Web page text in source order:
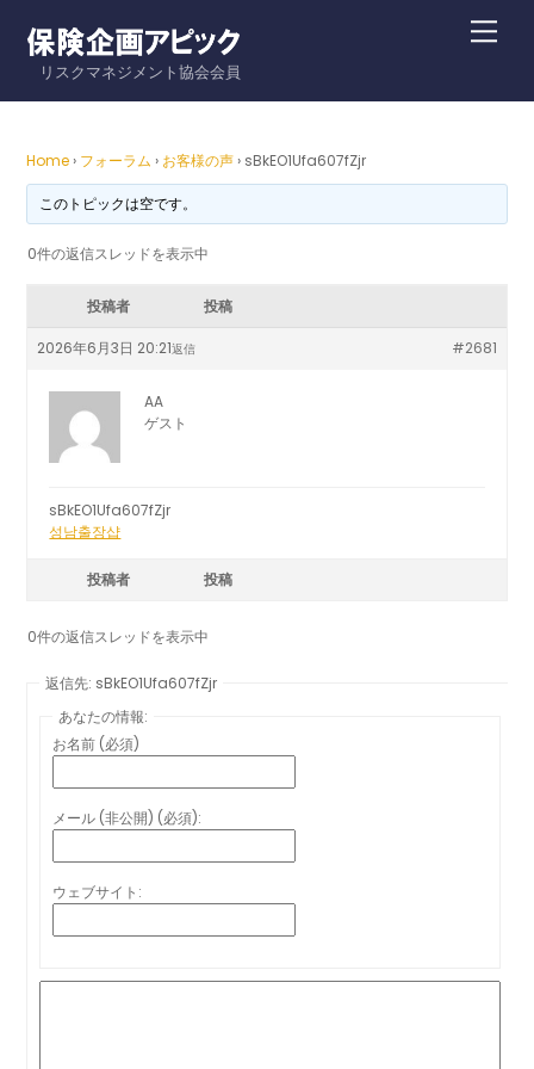
contentリスクマネジメント協会会員
Home › フォーラム › お客様の声 › sBkEO1Ufa607fZjr
このトピックは空です。
0件の返信スレッドを表示中
投稿者 投稿
2026年6月3日 20:21 #2681
返信
AA
ゲスト
sBkEO1Ufa607fZjr
성남출장샵
投稿者 投稿
0件の返信スレッドを表示中
返信先: sBkEO1Ufa607fZjr
あなたの情報:
お名前 (必須)
メール (非公開) (必須):
ウェブサイト: